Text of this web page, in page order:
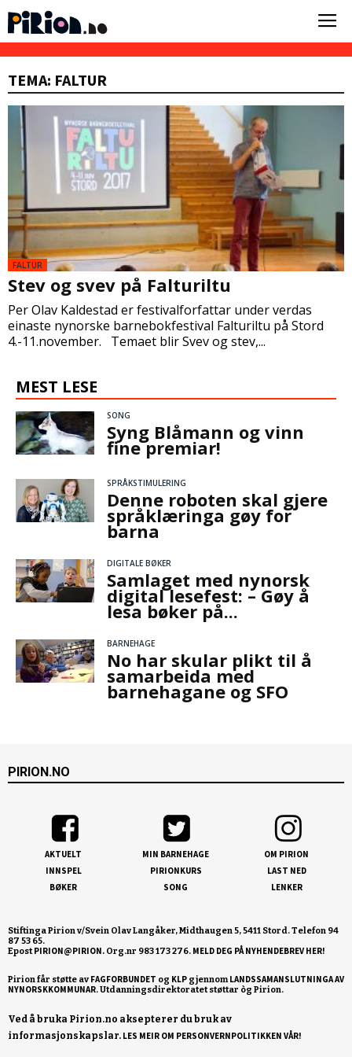
TEMA: FALTUR
FALTUR
Stev og svev på Falturiltu
Per Olav Kaldestad er festivalforfattar under verdas
einaste nynorske barnebokfestival Falturiltu på Stord
4.-11.november. Temaet blir Svev og stev,...
MEST LESE
SONG
Syng Blåmann og vinn
fine premiar!
SPRÅKSTIMULERING
Denne roboten skal gjere
språklæringa gøy for
barna
DIGITALE BØKER
Samlaget med nynorsk
digital lesefest: – Gøy å
lesa bøker på...
BARNEHAGE
No har skular plikt til å
samarbeida med
barnehagane og SFO
PIRION.NO
AKTUELT
INNSPEL
BØKER
MIN BARNEHAGE
PIRIONKURS
SONG
OM PIRION
LAST NED
LENKER
Stiftinga Pirion v/Svein Olav Langåker, Midthaugen 5, 5411 Stord. Telefon 94
87 53 65.
EpostPIRION@PIRION. Org.nr 983 173 276. MELD DEG PÅ NYHENDEBREV HER!
Pirion får støtte av FAGFORBUNDET og KLP gjennomLANDSSAMANSLUTNINGA AV
NYNORSKKOMMUNAR
Ved å bruka Pirion.no aksepterer du bruk av
informasjonskapslar. LES MEIR OM PERSONVERNPOLITIKKEN VÅR!